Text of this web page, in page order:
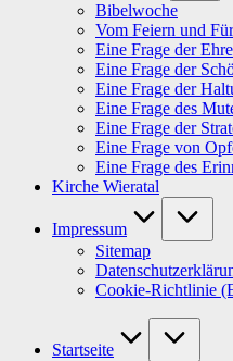
Bibelwoche
Vom Feiern und
Eine Frage der
Eine Frage der
Eine Frage der
Eine Frage des
Eine Frage der
Eine Frage von
Eine Frage des
Kirche Wieratal
Impressum
Sitemap
Cookie-Richtlinie
Startseite